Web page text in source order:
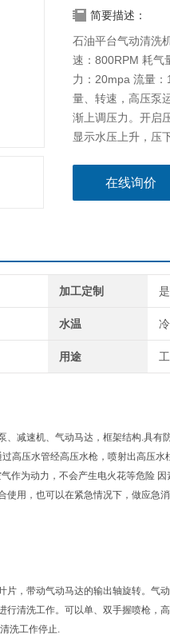
简要描述：
石油平台气动清洗
速：800RPM 耗气
力：20mpa 流量
量、转速，高压泵
渐上调压力。开启
显示水压上升，压
在线询价
加工定制 是
水温
用途
减速机、气动马达，框架结构.具有
高压水管经高压水枪，喷射出高压水
作为动力，不会产生电火花等危险 因
用，也可以在紧急情况下，做应急消
，带动气动马达的输出轴旋转。气
清洗工作。可以单、双手握喷枪，
洗工作停止.